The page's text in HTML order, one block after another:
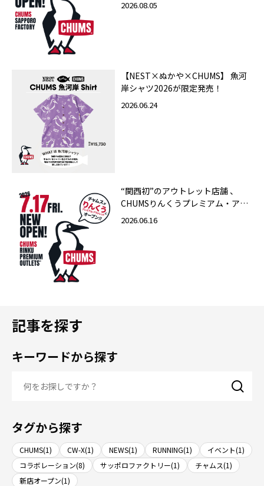
2026.08.05
【NEST×ぬかや×CHUMS】 魚河
岸シャツ2026が限定発売！
2026.06.24
“関西初”のアウトレット店舗 、
CHUMSりんくうプレミアム・アウ
トレット店 2026年7月17日（金）
2026.06.16
記事を探す
キーワードから探す
タグから探す
CHUMS(1) CW-X(1) NEWS(1) RUNNING(1)
イベント(1)
コラボレーション(8)
サッポロファクトリー(1)
チャムス(1)
新店オープン(1)